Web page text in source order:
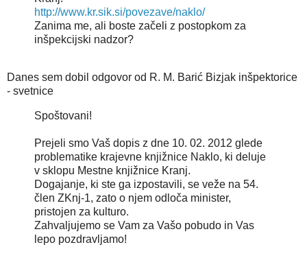
http://www.kr.sik.si/povezave/naklo/
Zanima me, ali boste začeli z postopkom za
inšpekcijski nadzor?
Danes sem dobil odgovor od R. M. Barić Bizjak inšpektorice
- svetnice
Spoštovani!
Prejeli smo Vaš dopis z dne 10. 02. 2012 glede
problematike krajevne knjižnice Naklo, ki deluje
v sklopu Mestne knjižnice Kranj.
Dogajanje, ki ste ga izpostavili, se veže na 54.
člen ZKnj-1, zato o njem odloča minister,
pristojen za kulturo.
Zahvaljujemo se Vam za Vašo pobudo in Vas
lepo pozdravljamo!